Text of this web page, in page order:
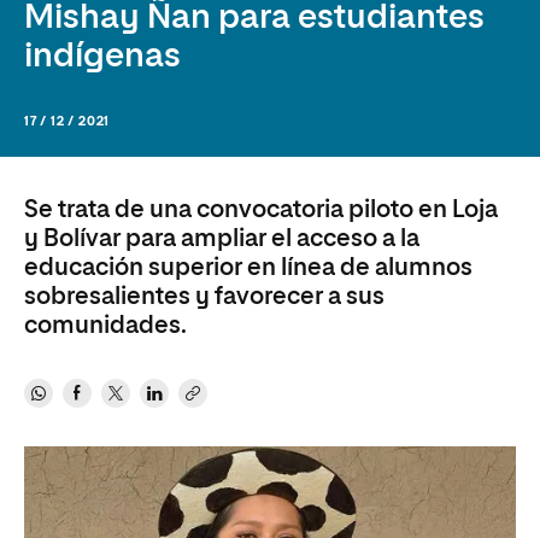
Mishay Ñan para estudiantes
indígenas
17 / 12 / 2021
Se trata de una convocatoria piloto en Loja
y Bolívar para ampliar el acceso a la
educación superior en línea de alumnos
sobresalientes y favorecer a sus
comunidades.